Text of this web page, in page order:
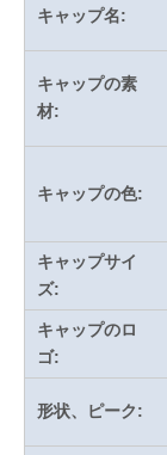
キャップ名:
キャップの素
材:
キャップの色:
キャップサイ
ズ:
キャップのロ
ゴ:
形状、ピーク: